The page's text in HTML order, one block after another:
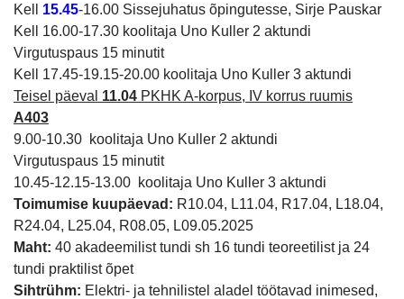
Kell 15.45-16.00 Sissejuhatus õpingutesse, Sirje Pauskar
Kell 16.00-17.30 koolitaja Uno Kuller 2 aktundi
Virgutuspaus 15 minutit
Kell 17.45-19.15-20.00 koolitaja Uno Kuller 3 aktundi
Teisel päeval 11.04 PKHK A-korpus, IV korrus ruumis
A403
9.00-10.30 koolitaja Uno Kuller 2 aktundi
Virgutuspaus 15 minutit
10.45-12.15-13.00 koolitaja Uno Kuller 3 aktundi
Toimumise kuupäevad: R10.04, L11.04, R17.04, L18.04,
R24.04, L25.04, R08.05, L09.05.2025
Maht: 40 akadeemilist tundi sh 16 tundi teoreetilist ja 24
tundi praktilist õpet
Sihtrühm: Elektri- ja tehnilistel aladel töötavad inimesed,